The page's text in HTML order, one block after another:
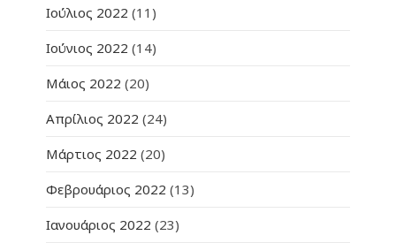
Ιούλιος 2022 (11)
Ιούνιος 2022 (14)
Μάιος 2022 (20)
Απρίλιος 2022 (24)
Μάρτιος 2022 (20)
Φεβρουάριος 2022 (13)
Ιανουάριος 2022 (23)